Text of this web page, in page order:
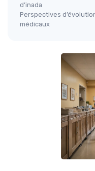
d’inada
Perspectives
médicaux